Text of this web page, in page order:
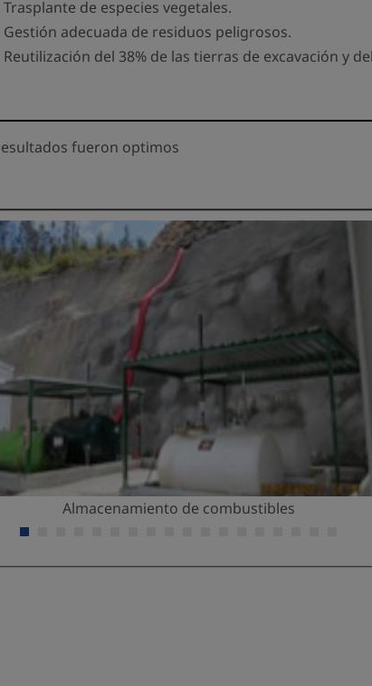
Trasplante de especies vegetales.
Gestión adecuada de residuos peligrosos.
Reutilización del 38% de las tierras de excavación y
fueron optimos
Almacenamiento de combustibles